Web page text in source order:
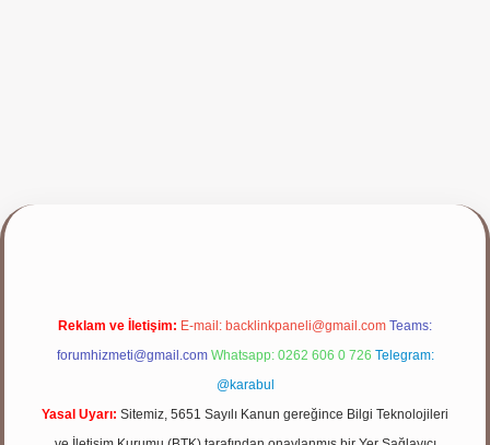
Reklam ve İletişim: E-mail: backlinkpaneli@gmail.com Teams:
forumhizmeti@gmail.com Whatsapp: 0262 606 0 726 Telegram:
@karabul
Yasal Uyarı: Sitemiz, 5651 Sayılı Kanun gereğince Bilgi Teknolojileri